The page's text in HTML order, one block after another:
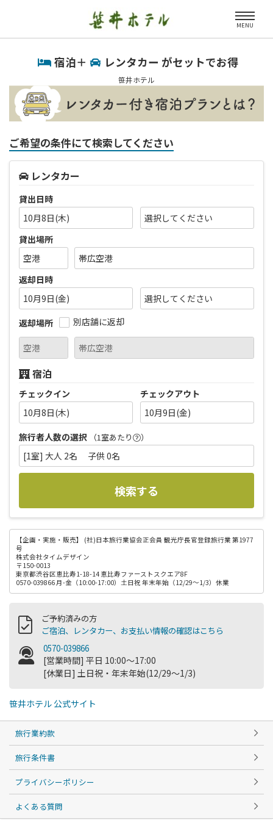
MENU
宿泊＋ レンタカー がセットでお得
笹井ホテル
ご希望の条件にて検索してください
レンタカー
貸出日時
10月8日(木)
貸出場所
返却日時
10月9日(金)
返却場所
別店舗に返却
宿泊
チェックイン
10月8日(木)
チェックアウト
10月9日(金)
旅行者人数の選択
（1室あたり ）
[1室] 大人 2名 子供 0名
検索する
【企画・実施・販売】
(社)日本旅行業協会正会員 観光庁長官登録旅行業 第1977
号
株式会社タイムデザイン
〒150-0013
東京都渋谷区恵比寿1-18-14 恵比寿ファーストスクエア8F
0570-039866 月-金（10:00-17:00）土日祝 年末年始（12/29～1/3）休業
ご予約済みの方
ご宿泊、レンタカー、お支払い情報の確認はこちら
0570-039866
[営業時間] 平日 10:00～17:00
[休業日] 土日祝・年末年始(12/29～1/3)
笹井ホテル 公式サイト
旅行業約款
旅行条件書
プライバシーポリシー
よくある質問